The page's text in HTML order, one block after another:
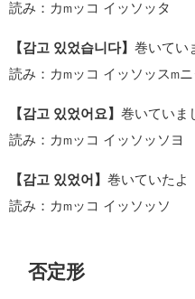
読み：カmッコ イッソッタ
【감고 있었습니다】 巻いてい
読み：カmッコ イッソッスm
【감고 있었어요】 巻いていま
読み：カmッコ イッソッソヨ
【감고 있었어】 巻いていたよ
読み：カmッコ イッソッソ
否定形